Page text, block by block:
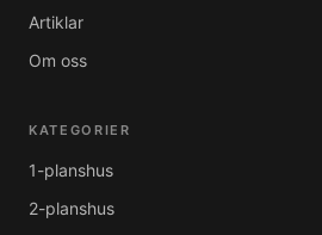
Artiklar
Om oss
KATEGORIER
1-planshus
2-planshus